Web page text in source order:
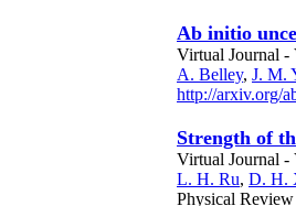
Ab initio
Virtual Journal -
A. Belley, J. M.
http://arxiv.org/
Strength of
Virtual Journal -
L. H. Ru, D. H.
Physical